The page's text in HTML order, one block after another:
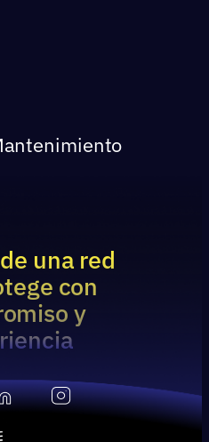
una red
con
y